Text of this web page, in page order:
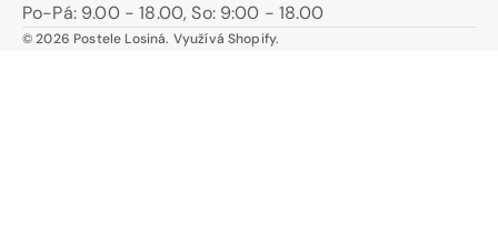
Po-Pá: 9.00 - 18.00, So: 9:00 - 18.00
© 2026 Postele Losiná. Využívá Shopify.